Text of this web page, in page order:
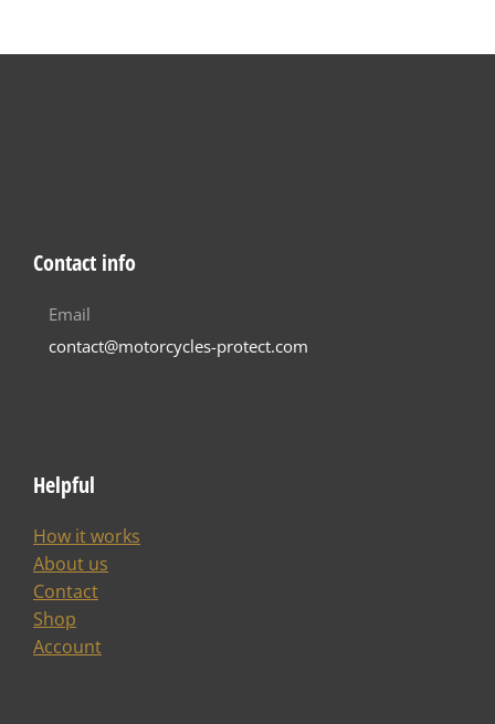
Contact info
Email
contact@motorcycles-protect.com
Helpful
How it works
About us
Contact
Shop
Account